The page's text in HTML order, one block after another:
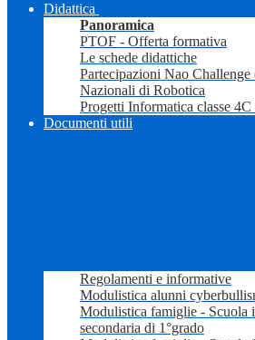
Didattica
Panoramica
PTOF - Offerta formativa
Le schede didattiche
Partecipazioni Nao Challenge
Nazionali di Robotica
Progetti Informatica classe 4C
Documenti utili
Regolamenti e informative
Modulistica alunni
Modulistica famiglie - Scuola
secondaria di 1°grado